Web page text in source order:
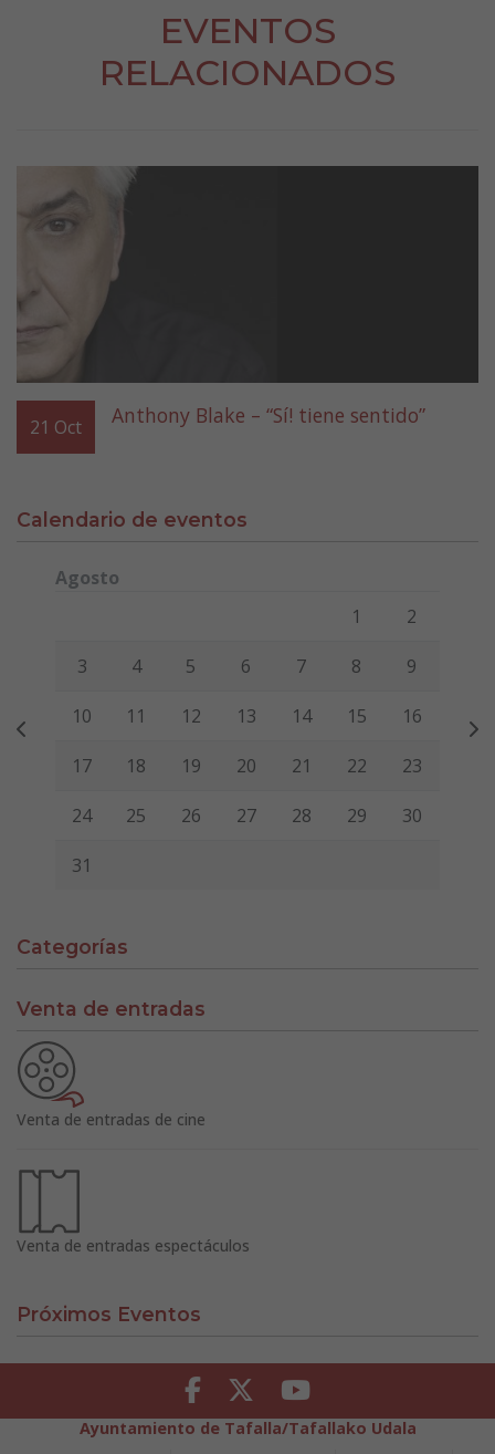
EVENTOS
RELACIONADOS
21 Oct Anthony Blake – “Sí! tiene sentido”
Calendario de eventos
Agosto
Viernes Sábado
1 2
3 4 5 6 7 8 9
10 11 12 13 14 15 16
17 18 19 20 21 22 23
24 25 26 27 28 29 30
31
Categorías
Venta de entradas
Venta de entradas de cine
Venta de entradas espectáculos
Próximos Eventos
Facebook Twitter Youtube
Ayuntamiento de Tafalla/Tafallako Udala